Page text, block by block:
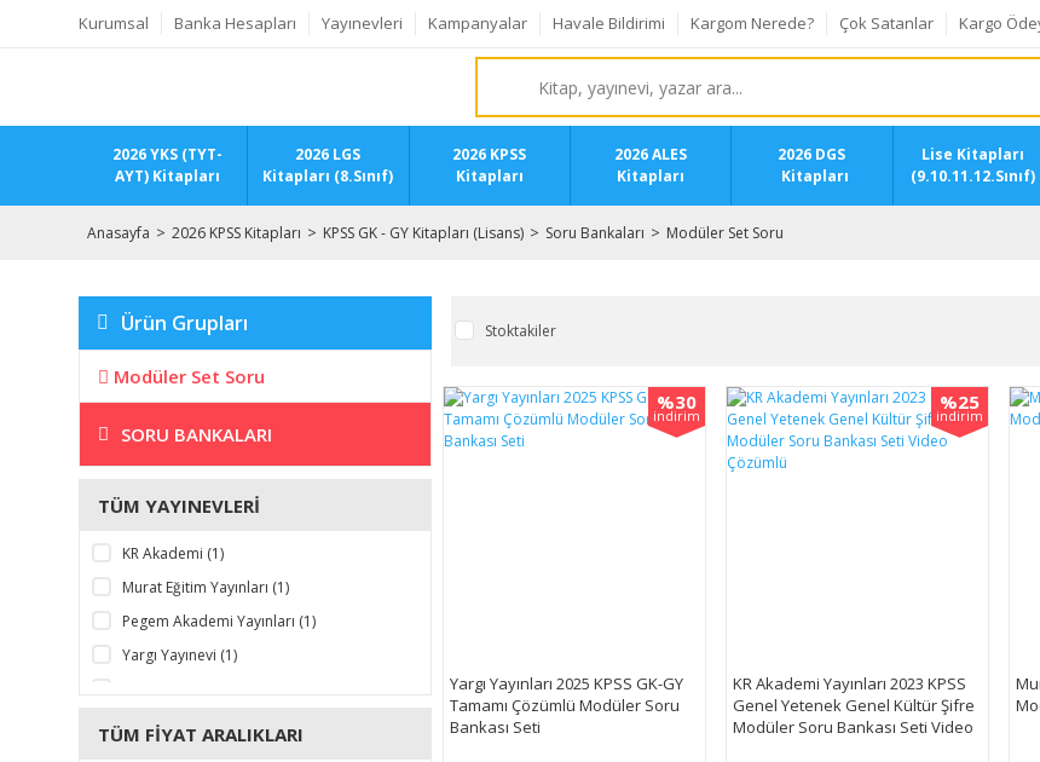
Kurumsal Banka Hesapları Yayınevleri Kampanyalar Havale Bildirimi Kargom Nerede? Çok Satanlar Kargo
2026 YKS (TYT-
AYT) Kitapları
2026 LGS
Kitapları (8.Sınıf)
2026 KPSS
Kitapları
2026 ALES
Kitapları
2026 DGS
Kitapları
Lise Kitapları
(9.10.11.12.Sınıf)
Anasayfa 2026 KPSS Kitapları KPSS GK - GY Kitapları (Lisans) Soru Bankaları Modüler Set Soru
Ürün Grupları
Modüler Set Soru
SORU BANKALARI
TÜM YAYINEVLERI
KR Akademi (1)
Murat Eğitim Yayınları (1)
Pegem Akademi Yayınları (1)
Yargı Yayınevi (1)
TÜM FIYAT ARALIKLARI
Stoktakiler
%30
indirim
Yargı Yayınları 2025 KPSS GK-GY
Tamamı Çözümlü Modüler Soru
Bankası Seti
%25
indirim
KR Akademi Yayınları 2023 KPSS
Genel Yetenek Genel Kültür Şifre
Modüler Soru Bankası Seti Video